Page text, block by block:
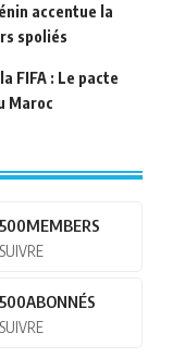
accentue la
spoliés
FIFA : Le pacte
Maroc
500MEMBERS
SUIVRE
500ABONNÉS
SUIVRE